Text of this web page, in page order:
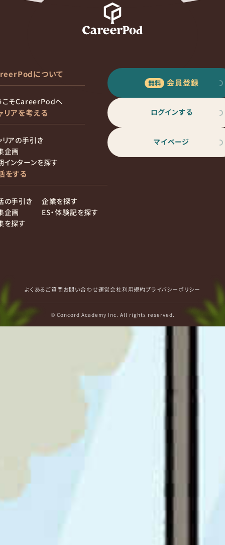
について
こそCareerPodへ
リアを考える
リアの手引き
企画
インターンを探す
をする
の手引き
企画
を探す
企業を探す
ES・体験記を探す
会員登録
ログインする
マイページ
よくあるご質問お問い合わせ運営会社利用規約プライバシーポリシー
© Concord Academy Inc. All rights reserved.